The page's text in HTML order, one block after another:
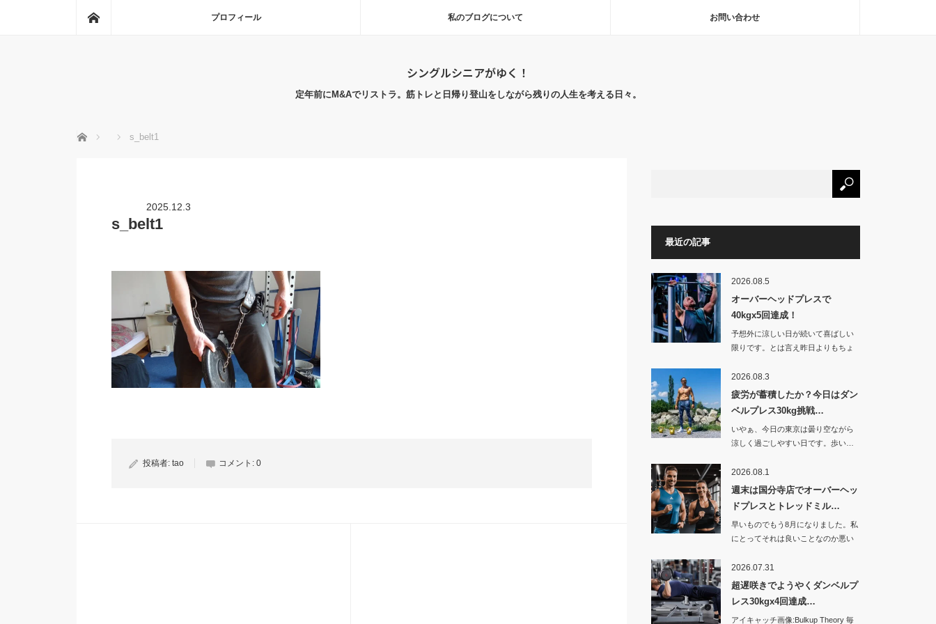
プロフィール 私のブログについて お問い合わせ
シングルシニアがゆく！
定年前にM&Aでリストラ。筋トレと日帰り登山をしながら残りの人生を考える日々。
ホーム s_belt1
2025.12.3
s_belt1
投稿者: tao コメント: 0
最近の記事
2026.08.5
オーバーヘッドプレスで
40kgx5回達成！
予想外に涼しい日が続いて喜ばしい
限りです。とは言え昨日よりもちょ
2026.08.3
疲労が蓄積したか？今日はダン
ベルプレス30kg挑戦…
いやぁ、今日の東京は曇り空ながら
涼しく過ごしやすい日です。歩い…
2026.08.1
週末は国分寺店でオーバーヘッ
ドプレスとトレッドミル…
早いものでもう8月になりました。私
にとってそれは良いことなのか悪い
2026.07.31
超遅咲きでようやくダンベルプ
レス30kgx4回達成…
アイキャッチ画像:Bulkup Theory 毎